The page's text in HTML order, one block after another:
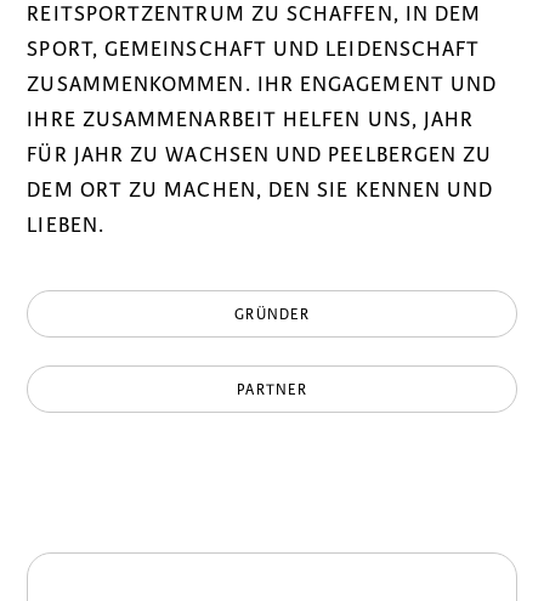
REITSPORTZENTRUM ZU SCHAFFEN, IN DEM
SPORT, GEMEINSCHAFT UND LEIDENSCHAFT
ZUSAMMENKOMMEN. IHR ENGAGEMENT UND
IHRE ZUSAMMENARBEIT HELFEN UNS, JAHR
FÜR JAHR ZU WACHSEN UND PEELBERGEN ZU
DEM ORT ZU MACHEN, DEN SIE KENNEN UND
LIEBEN.
GRÜNDER
PARTNER